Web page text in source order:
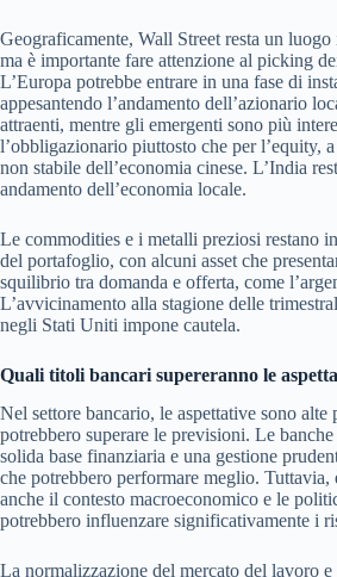
Geograficamente, Wall Street resta un luogo
ma è importante fare attenzione al picking
L’Europa potrebbe entrare in una fase di
appesantendo l’andamento dell’azionario
attraenti, mentre gli emergenti sono più
l’obbligazionario piuttosto che per l’equity,
non stabile dell’economia cinese. L’India
andamento dell’economia locale.
Le commodities e i metalli preziosi restano
del portafoglio, con alcuni asset che
squilibrio tra domanda e offerta, come
L’avvicinamento alla stagione delle
negli Stati Uniti impone cautela.
Quali titoli bancari supereranno le
Nel settore bancario, le aspettative sono
potrebbero superare le previsioni. Le
solida base finanziaria e una gestione
che potrebbero performare meglio. Tuttavia,
anche il contesto macroeconomico e le
potrebbero influenzare significativamente i
La normalizzazione del mercato del lavoro